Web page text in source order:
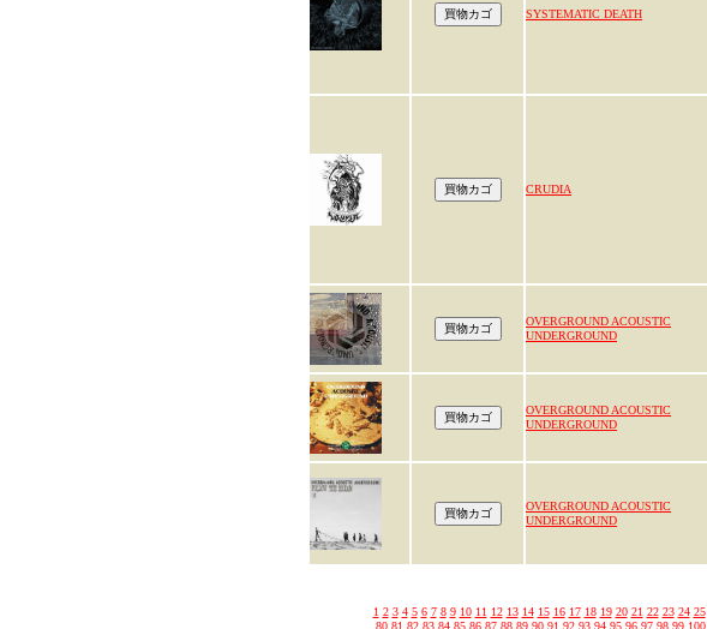
SYSTEMATIC DEATH
CRUDIA
OVERGROUND ACOUSTIC
UNDERGROUND
OVERGROUND ACOUSTIC
UNDERGROUND
OVERGROUND ACOUSTIC
UNDERGROUND
1 2 3 4 5 6 7 8 9 10 11 12 13 14 15 16 17 18 19 20 21 22 23 24 25
80 81 82 83 84 85 86 87 88 89 90 91 92 93 94 95 96 97 98 99 100